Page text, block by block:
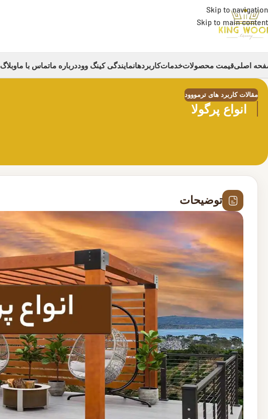
Skip to navigation
Skip to main content
اصلیقیمت محصولاتخدماتکاربردهانمایندگی کینگ ووددرباره ماتماس با ماوبلاگ
مقالات کاربرد های ترمووود
انواع پرگولا
توضیحات